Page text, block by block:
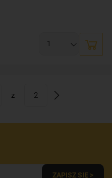
z 2
ZAPISZ SIĘ >